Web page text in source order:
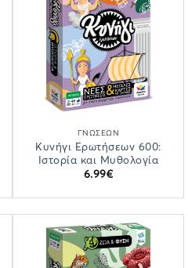
ΓΝΏΣΕΩΝ
Κυνήγι Ερωτήσεων 600:
Ιστορία και Μυθολογία
6.99€